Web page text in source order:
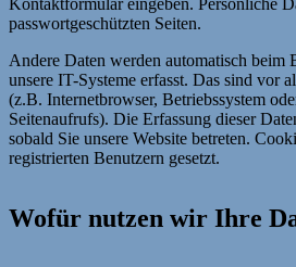
Kontaktformular eingeben. Persönliche
passwortgeschützten Seiten.
Andere Daten werden automatisch beim
unsere IT-Systeme erfasst. Das sind vor
(z.B. Internetbrowser, Betriebssystem
Seitenaufrufs). Die Erfassung dieser
sobald Sie unsere Website betreten.
registrierten Benutzern gesetzt.
Wofür nutzen wir Ihre